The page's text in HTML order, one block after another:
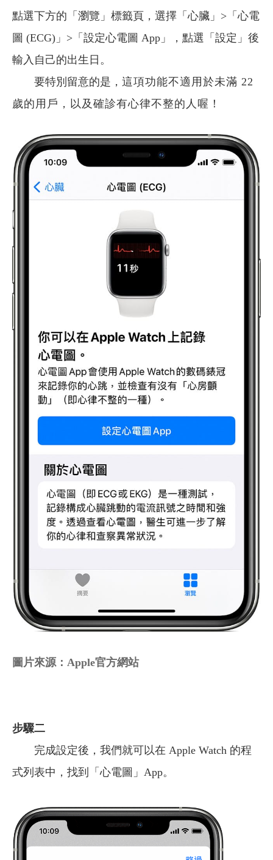
點選下方的「瀏覽」標籤頁，選擇「心臟」>「心電
圖 (ECG)」>「設定心電圖 App」，點選「設定」後
輸入自己的出生日。
要特別留意的是， 這項功能不適用於未滿 22
歲的用戶，以及確診有心律不整的人喔！
圖片來源： Apple官方網站
步驟二
完成設定後，我們就可以在 Apple Watch 的程
式列表中，找到「心電圖」App。